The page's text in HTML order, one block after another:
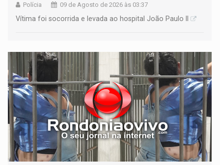
Polícia 09 de Agosto de 2026 às 03:37
Vítima foi socorrida e levada ao hospital João Paulo II